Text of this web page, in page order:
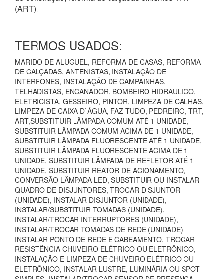
(ART).
TERMOS USADOS:
MARIDO DE ALUGUEL, REFORMA DE CASAS, REFORMA
DE CALÇADAS, ANTENISTAS, INSTALAÇÃO DE
INTERFONES, INSTALAÇÃO DE CAMPAINHAS,
TELHADISTAS, ENCANADOR, BOMBEIRO HIDRAULICO,
ELETRICISTA, GESSEIRO, PINTOR, LIMPEZA DE CALHAS,
LIMPEZA DE CAIXA D`ÁGUA, FAZ TUDO, PEDREIRO, TRT,
ART,SUBSTITUIR LÂMPADA COMUM ATÉ 1 UNIDADE,
SUBSTITUIR LÂMPADA COMUM ACIMA DE 1 UNIDADE,
SUBSTITUIR LÂMPADA FLUORESCENTE ATÉ 1 UNIDADE,
SUBSTITUIR LÂMPADA FLUORESCENTE ACIMA DE 1
UNIDADE, SUBSTITUIR LÂMPADA DE REFLETOR ATÉ 1
UNIDADE, SUBSTITUIR REATOR DE ACIONAMENTO,
CONVERSÃO LÂMPADA LED, SUBSTITUIR OU INSTALAR
QUADRO DE DISJUNTORES, TROCAR DISJUNTOR
(UNIDADE), INSTALAR DISJUNTOR (UNIDADE),
INSTALAR/SUBSTITUIR TOMADAS (UNIDADE),
INSTALAR/TROCAR INTERRUPTORES (UNIDADE),
INSTALAR/TROCAR TOMADAS DE REDE (UNIDADE),
INSTALAR PONTO DE REDE E CABEAMENTO, TROCAR
RESISTÊNCIA CHUVEIRO ELÉTRICO OU ELETRÔNICO,
INSTALAÇÃO E LIMPEZA DE CHUVEIRO ELÉTRICO OU
ELETRÔNICO, INSTALAR LUSTRE, LUMINÁRIA OU SPOT